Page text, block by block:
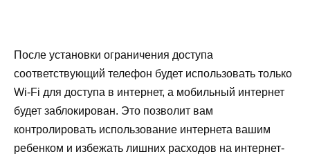
После установки ограничения доступа
соответствующий телефон будет использовать только
Wi-Fi для доступа в интернет, а мобильный интернет
будет заблокирован. Это позволит вам
контролировать использование интернета вашим
ребенком и избежать лишних расходов на интернет-